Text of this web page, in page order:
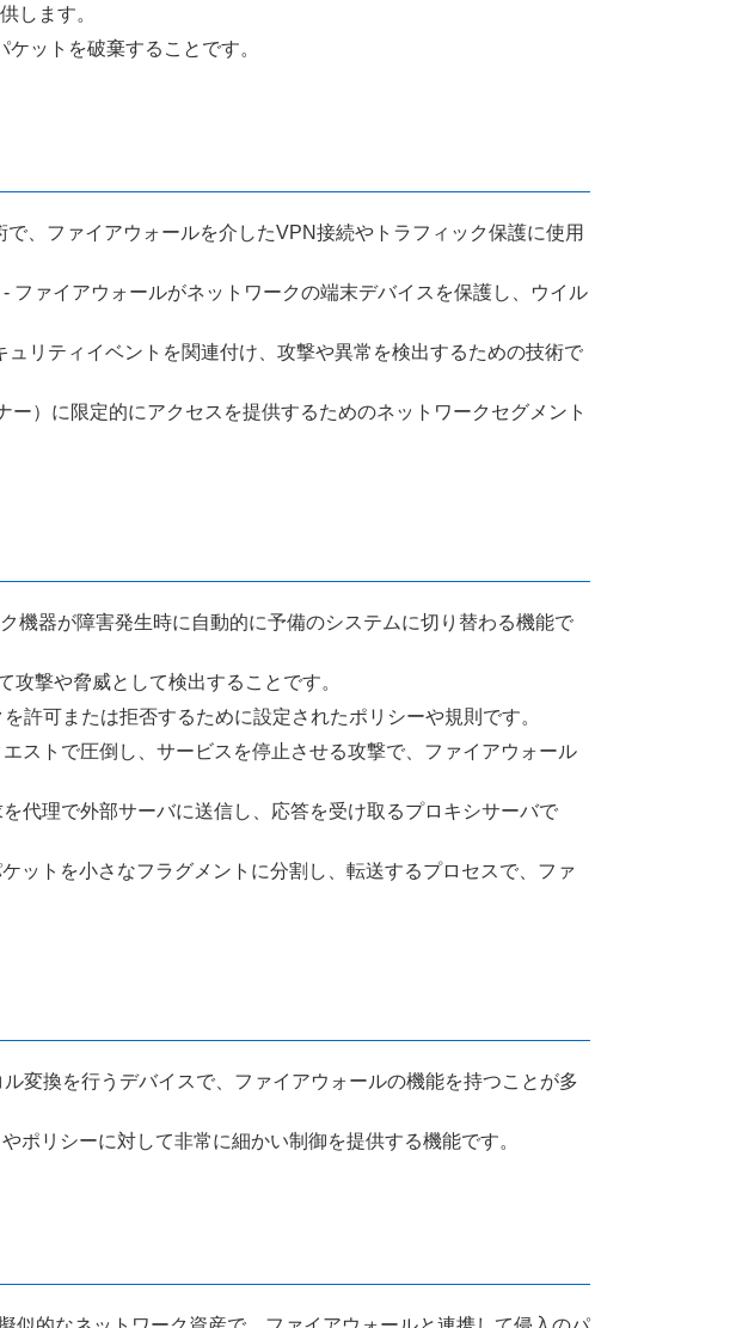
します。
ットを破棄することです。
、ファイアウォールを介したVPN接続やトラフィック保護に使用
ファイアウォールがネットワークの端末デバイスを保護し、ウイル
リティイベントを関連付け、攻撃や異常を検出するための技術で
）に限定的にアクセスを提供するためのネットワークセグメント
機器が障害発生時に自動的に予備のシステムに切り替わる機能で
撃や脅威として検出することです。
許可または拒否するために設定されたポリシーや規則です。
ストで圧倒し、サービスを停止させる攻撃で、ファイアウォール
代理で外部サーバに送信し、応答を受け取るプロキシサーバで
ットを小さなフラグメントに分割し、転送するプロセスで、ファ
変換を行うデバイスで、ファイアウォールの機能を持つことが多
ポリシーに対して非常に細かい制御を提供する機能です。